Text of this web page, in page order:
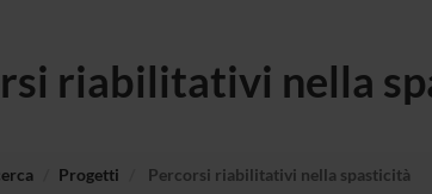
riabilitativi nella
Progetti Percorsi riabilitativi nella spasticità